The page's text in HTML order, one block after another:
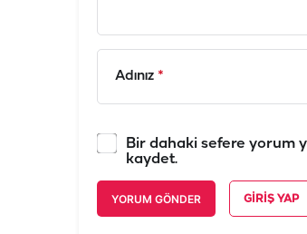
Adınız *
Bir dahaki sefere yorum
kaydet.
YORUM GÖNDER GIRIŞ YAP